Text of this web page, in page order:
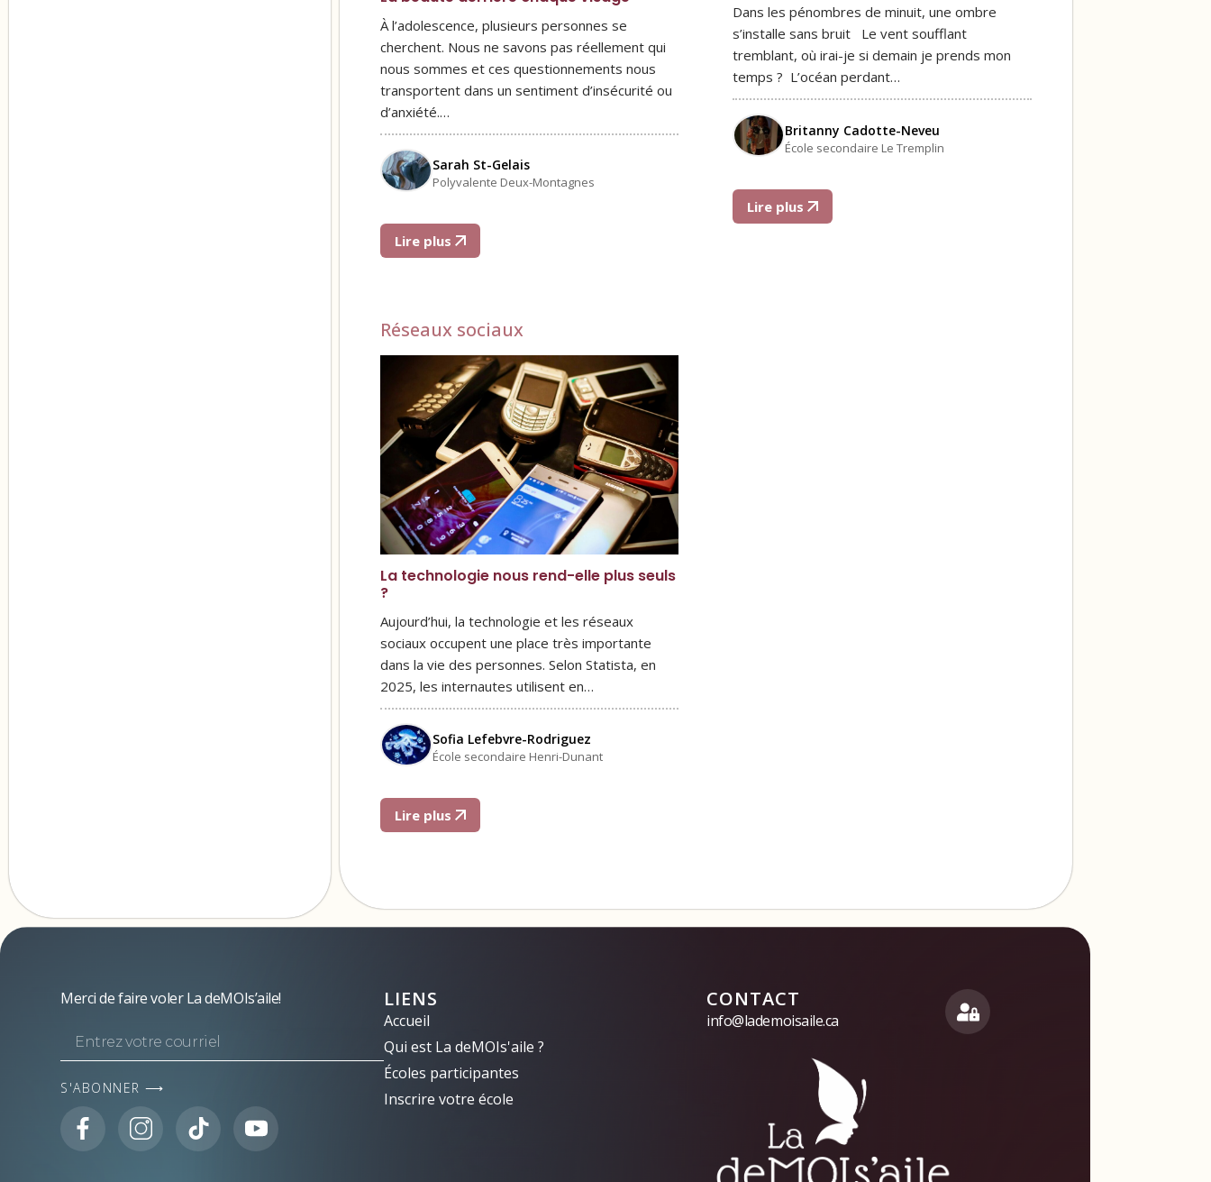
À l’adolescence, plusieurs personnes se
cherchent. Nous ne savons pas réellement qui
nous sommes et ces questionnements nous
transportent dans un sentiment d’insécurité ou
d’anxiété.…
Sarah St-Gelais
Polyvalente Deux-Montagnes
Lire plus
Dans les pénombres de minuit, une ombre
s’installe sans bruit Le vent soufflant
tremblant, où irai-je si demain je prends mon
temps ? L’océan perdant…
Britanny Cadotte-Neveu
École secondaire Le Tremplin
Lire plus
Réseaux sociaux
La technologie nous rend-elle plus seuls
?
Aujourd’hui, la technologie et les réseaux
sociaux occupent une place très importante
dans la vie des personnes. Selon Statista, en
2025, les internautes utilisent en…
Sofia Lefebvre-Rodriguez
École secondaire Henri-Dunant
Lire plus
Merci de faire voler La deMOIs’aile!
S'ABONNER ⟶
LIENS
Accueil
Qui est La deMOIs'aile ?
Écoles participantes
Inscrire votre école
CONTACT
info@lademoisaile.ca